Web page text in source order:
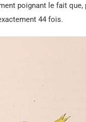
poignant le fait
44 fois.